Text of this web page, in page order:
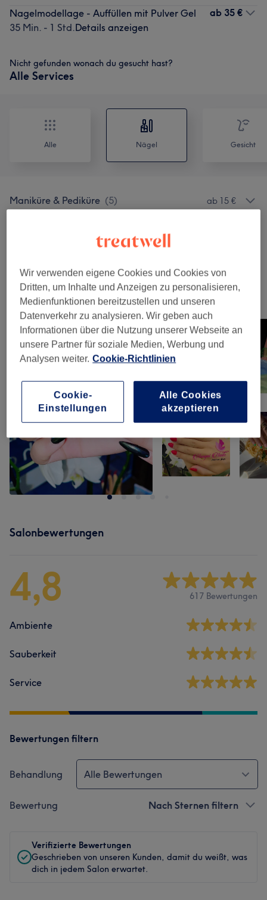
Nagelmodellage - Auffüllen mit Pulver Gel
35 Min. - 1 Std.Details anzeigen
ab 35 €
Nicht gefunden wonach du gesucht hast?
Alle Services
Alle Nägel Gesicht
Maniküre & Pediküre (5) ab 15 €
Unsere Arbeit
Bild anklicken für weitere Details
Salonbewertungen
4,8 617 Bewertungen
Ambiente
Sauberkeit
Service
Bewertungen filtern
Behandlung Alle Bewertungen
Bewertung Nach Sternen filtern
Verifizierte Bewertungen
Geschrieben von unseren Kunden, damit du weißt, was
dich in jedem Salon erwartet.
Wir verwenden eigene Cookies und Cookies von
Dritten, um Inhalte und Anzeigen zu personalisieren,
Medienfunktionen bereitzustellen und unseren
Datenverkehr zu analysieren. Wir geben auch
Informationen über die Nutzung unserer Webseite an
unsere Partner für soziale Medien, Werbung und
Analysen weiter. Cookie-Richtlinien
Cookie-
Einstellungen
Alle Cookies
akzeptieren